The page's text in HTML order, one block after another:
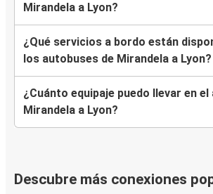
Mirandela a Lyon?
¿Qué servicios a bordo están
los autobuses de Mirandela a Lyon?
¿Cuánto equipaje puedo llevar en
Mirandela a Lyon?
Descubre más conexiones